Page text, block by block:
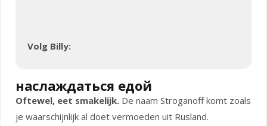
Volg Billy:
наслаждаться едой
Oftewel, eet smakelijk. De naam Stroganoff komt zoals
je waarschijnlijk al doet vermoeden uit Rusland.